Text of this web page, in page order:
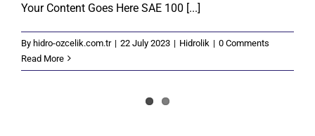
Your Content Goes Here SAE 100 [...]
By hidro-ozcelik.com.tr | 22 July 2023 | Hidrolik | 0 Comments
Read More